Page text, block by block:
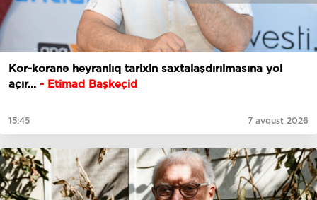
Kor-koranə heyranlıq tarixin saxtalaşdırılmasına yol
açır... - Etimad Başkeçid
15:45 7 avqust 2026